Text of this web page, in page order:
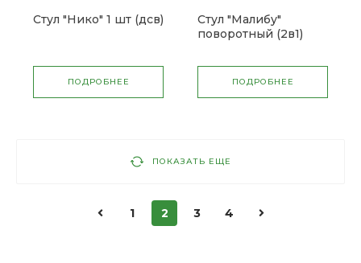
Стул "Нико" 1 шт (дсв)
ПОДРОБНЕЕ
Стул "Малибу"
поворотный (2в1)
ПОДРОБНЕЕ
ПОКАЗАТЬ ЕЩЕ
1 2 3 4